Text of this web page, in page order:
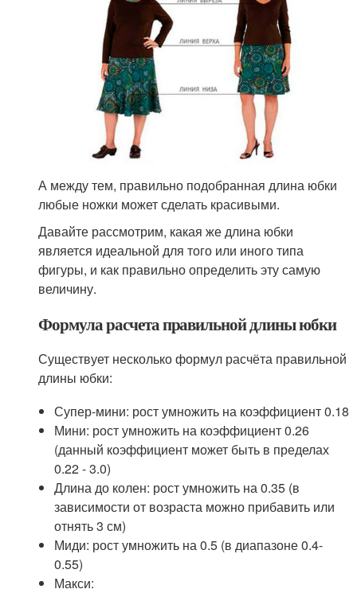
А между тем, правильно подобранная длина юбки
любые ножки может сделать красивыми.
Давайте рассмотрим, какая же длина юбки
является идеальной для того или иного типа
фигуры, и как правильно определить эту самую
величину.
Формула расчета правильной длины юбки
Существует несколько формул расчёта правильной
длины юбки:
Супер-мини: рост умножить на коэффициент 0.18
Мини: рост умножить на коэффициент 0.26
(данный коэффициент может быть в пределах
0.22 - 3.0)
Длина до колен: рост умножить на 0.35 (в
зависимости от возраста можно прибавить или
отнять 3 см)
Миди: рост умножить на 0.5 (в диапазоне 0.4-
0.55)
Макси: